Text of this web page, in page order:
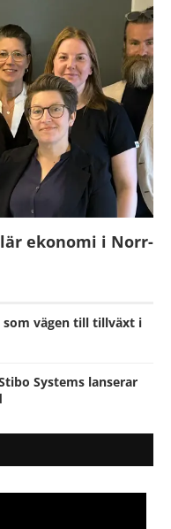
ekonomi i Norr-
som vägen till tillväxt i
Systems lanserar